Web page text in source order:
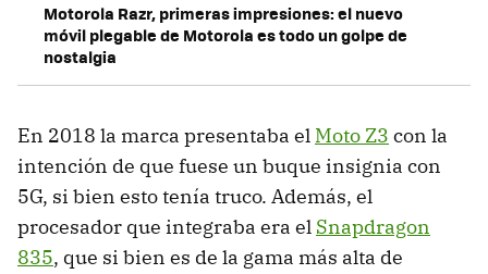
Motorola Razr, primeras impresiones: el nuevo
móvil plegable de Motorola es todo un golpe de
nostalgia
En 2018 la marca presentaba el Moto Z3 con la
intención de que fuese un buque insignia con
5G, si bien esto tenía truco. Además, el
procesador que integraba era el Snapdragon
835, que si bien es de la gama más alta de